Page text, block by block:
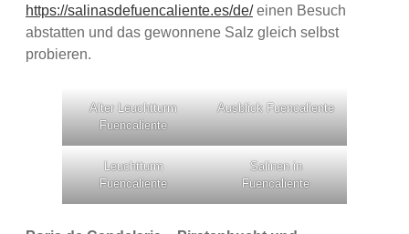
https://salinasdefuencaliente.es/de/einen Besuch
abstatten und das gewonnene Salz gleich selbst
probieren.
Alter Leuchtturm
Fuencaliente
Ausblick Fuencaliente
Leuchtturm
Fuencaliente
Salinen in
Fuencaliente